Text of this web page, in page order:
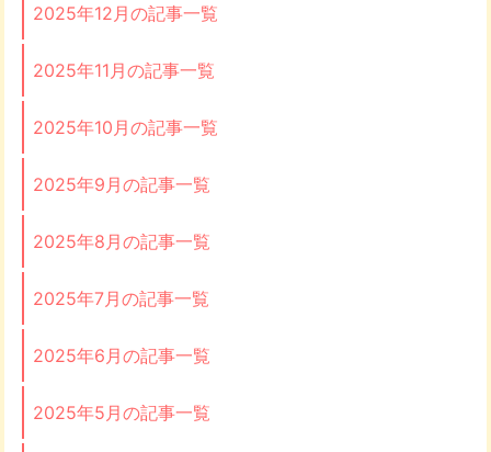
2025年12月の記事一覧
2025年11月の記事一覧
2025年10月の記事一覧
2025年9月の記事一覧
2025年8月の記事一覧
2025年7月の記事一覧
2025年6月の記事一覧
2025年5月の記事一覧